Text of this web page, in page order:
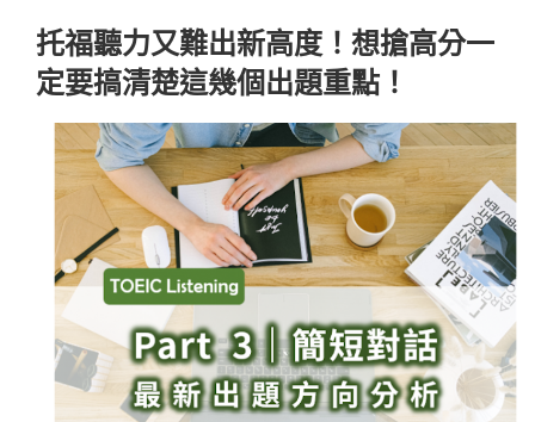
托福聽力又難出新高度！想搶高分一
定要搞清楚這幾個出題重點！